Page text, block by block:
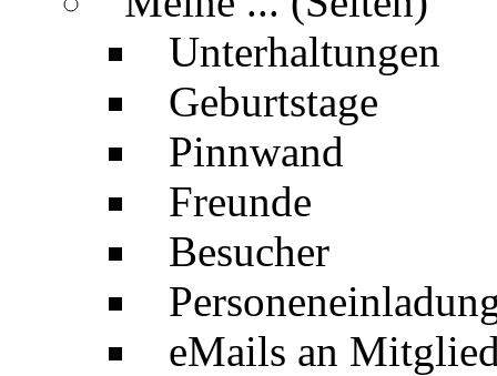
Unterhaltungen
Geburtstage
Pinnwand
Freunde
Besucher
eMails an